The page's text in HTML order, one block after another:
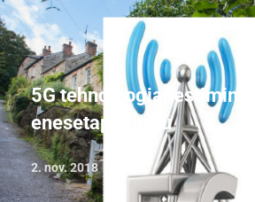
5G tehnoloogia testimine
enesetapuhirmu
2. nov. 2018